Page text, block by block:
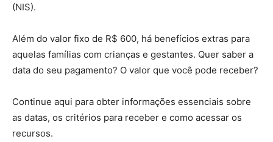
(NIS).
Além do valor fixo de R$ 600, há benefícios extras para
aquelas famílias com crianças e gestantes. Quer saber a
data do seu pagamento? O valor que você pode receber?
Continue aqui para obter informações essenciais sobre
as datas, os critérios para receber e como acessar os
recursos.